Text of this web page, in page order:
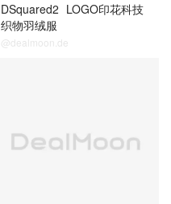
DSquared2 LOGO印花科技
织物羽绒服
@dealmoon.de